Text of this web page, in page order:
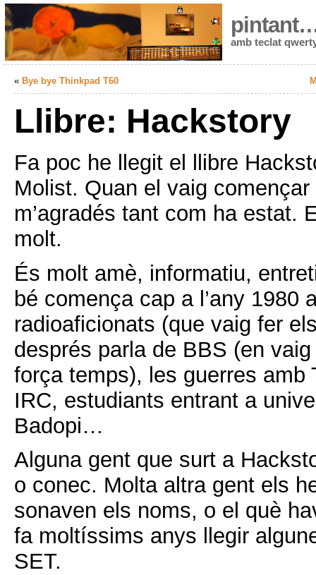
amb teclat
« Bye bye Thinkpad T60
Llibre: Hackstory
Fa poc he llegit el llibre
Molist. Quan el vaig
m’agradés tant com ha estat.
molt.
És molt amè, informatiu,
bé comença cap a l’any 1980
radioaficionats (que vaig fer
després parla de BBS (en
força temps), les guerres amb
IRC, estudiants entrant a
Badopi…
Alguna gent que surt a
o conec. Molta altra gent els
sonaven els noms, o el què
fa moltíssims anys llegir
SET.